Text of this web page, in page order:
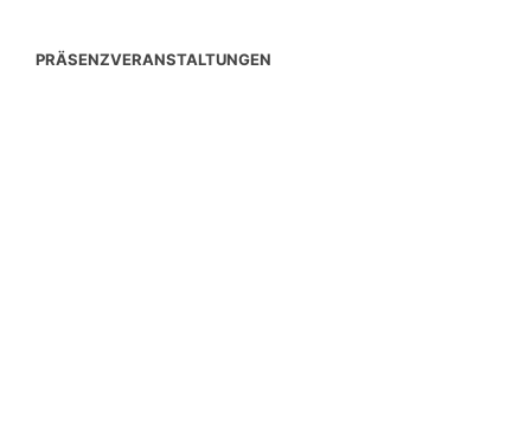
PRÄSENZVERANSTALTUNGEN